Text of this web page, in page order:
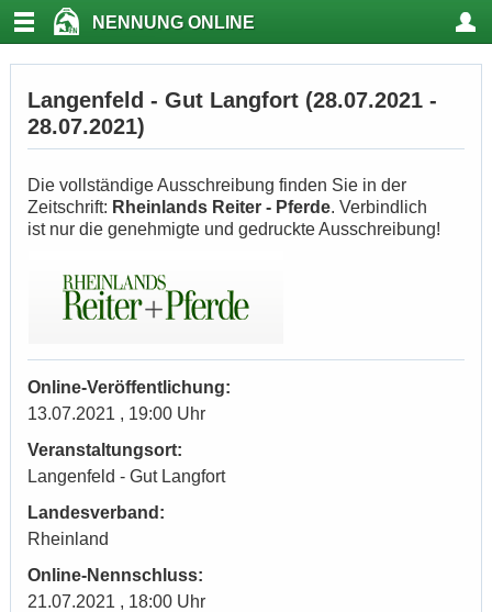
NENNUNG ONLINE
Langenfeld - Gut Langfort (28.07.2021 -
28.07.2021)
Die vollständige Ausschreibung finden Sie in der
Zeitschrift: Rheinlands Reiter - Pferde. Verbindlich
ist nur die genehmigte und gedruckte Ausschreibung!
Online-Veröffentlichung:
13.07.2021 , 19:00 Uhr
Veranstaltungsort:
Langenfeld - Gut Langfort
Landesverband:
Rheinland
Online-Nennschluss:
21.07.2021 , 18:00 Uhr